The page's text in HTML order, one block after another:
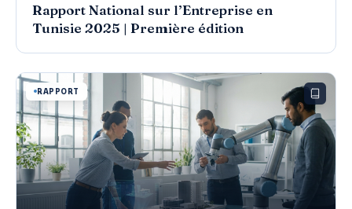
Rapport National sur l’Entreprise en
Tunisie 2025 | Première édition
RAPPORT